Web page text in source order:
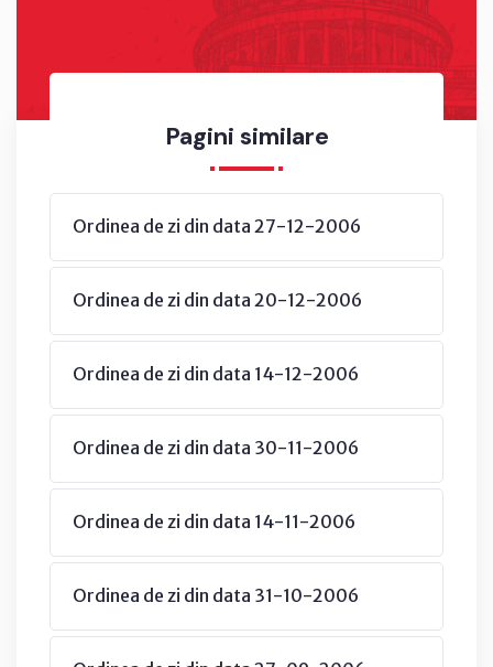
Pagini similare
Ordinea de zi din data 27-12-2006
Ordinea de zi din data 20-12-2006
Ordinea de zi din data 14-12-2006
Ordinea de zi din data 30-11-2006
Ordinea de zi din data 14-11-2006
Ordinea de zi din data 31-10-2006